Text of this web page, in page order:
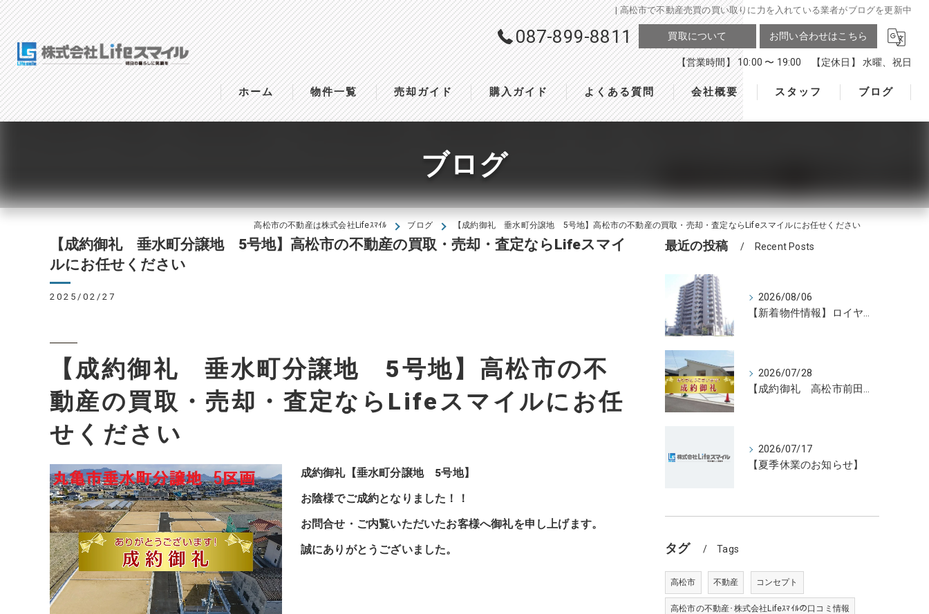
| 高松市で不動産売買の買い取りに力を入れている業者がブログを更新中
087-899-8811 買取について お問い合わせはこちら
【営業時間】 10:00 〜 19:00 【定休日】 水曜、祝日
ホーム 物件一覧 売却ガイド 購入ガイド よくある質問 会社概要 スタッフ ブログ
ブログ
高松市の不動産は株式会社Lifeｽﾏｲﾙ ブログ 【成約御礼 垂水町分譲地 5号地】高松市の不動産の買取・売却・査定ならLifeスマイルにお任せください
【成約御礼 垂水町分譲地 5号地】高松市の不動産の買取・売却・査定ならLifeスマイ
ルにお任せください
2025/02/27
【成約御礼 垂水町分譲地 5号地】高松市の不
動産の買取・売却・査定ならLifeスマイルにお任
せください
成約御礼【垂水町分譲地 5号地】
お陰様でご成約となりました！！
お問合せ・ご内覧いただいたお客様へ御礼を申し上げます。
誠にありがとうございました。
最近の投稿 Recent Posts
2026/08/06
【新着物件情報】ロイヤルガーデン宇多津駅前三番館1305号 高松の不動産売却、不動産買取、不動産査定のことならLifeスマイル
2026/07/28
【成約御礼 高松市前田東町新築住宅3号地】香川県の不動産の買取・売却・査定ならLifeスマイルにお任せください
2026/07/17
【夏季休業のお知らせ】
タグ Tags
高松市 不動産 コンセプト
高松市の不動産･株式会社Lifeｽﾏｲﾙの口コミ情報